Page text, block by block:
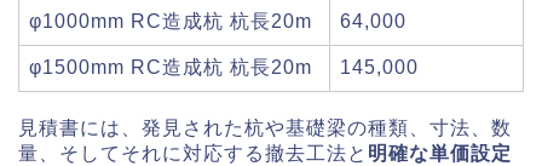
φ1000mm RC造成杭 杭長20m 64,000
φ1500mm RC造成杭 杭長20m 145,000
見積書には、発見された杭や基礎梁の種類、寸法、数
量、そしてそれに対応する撤去工法と 明確な単価設定